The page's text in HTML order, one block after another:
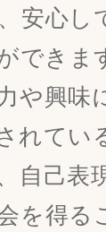
安心し
できま
や興味
れてい
自己表
を得る